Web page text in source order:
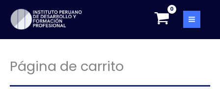
content
Página de carrito